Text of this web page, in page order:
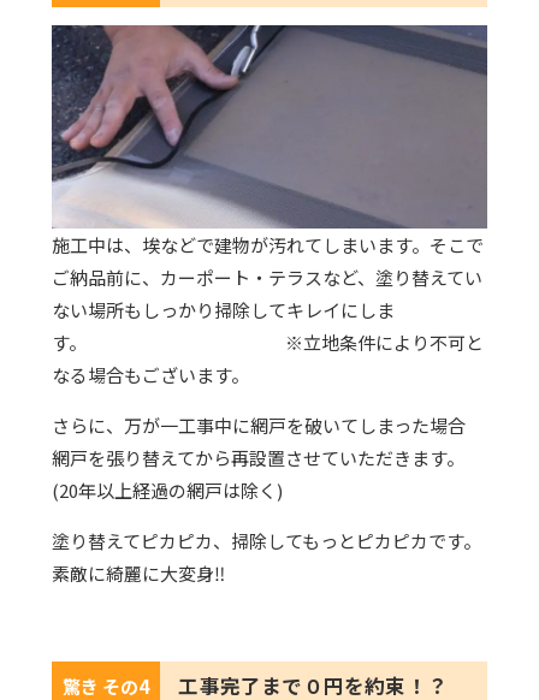
施工中は、埃などで建物が汚れてしまいます。そこで
ご納品前に、カーポート・テラスなど、塗り替えてい
ない場所もしっかり掃除してキレイにしま
す。 ※立地条件により不可と
なる場合もございます。
さらに、万が一工事中に網戸を破いてしまった場合
網戸を張り替えてから再設置させていただきます。
(20年以上経過の網戸は除く)
塗り替えてピカピカ、掃除してもっとピカピカです。
素敵に綺麗に大変身‼
驚き その4 工事完了まで０円を約束！？